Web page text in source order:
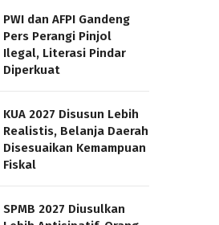
PWI dan AFPI Gandeng
Pers Perangi Pinjol
Ilegal, Literasi Pindar
Diperkuat
KUA 2027 Disusun Lebih
Realistis, Belanja Daerah
Disesuaikan Kemampuan
Fiskal
SPMB 2027 Diusulkan